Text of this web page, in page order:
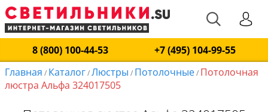
8 (800) 100-44-53
+7 (495) 104-99-55
Главная / Каталог/Люстры / Потолочные/ Потолочная
люстра Альфа 324017505